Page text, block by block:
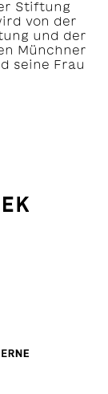
Stiftung
von der
und der
Münchner
seine Frau